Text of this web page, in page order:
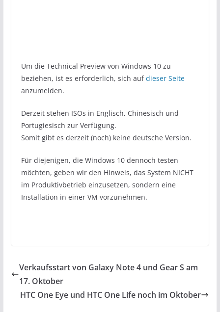
Um die Technical Preview von Windows 10 zu
beziehen, ist es erforderlich, sich aufdieser Seite
anzumelden.
Derzeit stehen ISOs in Englisch, Chinesisch und
Portugiesisch zur Verfügung.
Somit gibt es derzeit (noch) keine deutsche Version.
Für diejenigen, die Windows 10 dennoch testen
möchten, geben wir den Hinweis, das System NICHT
im Produktivbetrieb einzusetzen, sondern eine
Installation in einer VM vorzunehmen.
Verkaufsstart von Galaxy Note 4 und Gear S am
17. Oktober
HTC One Eye und HTC One Life noch im Oktober